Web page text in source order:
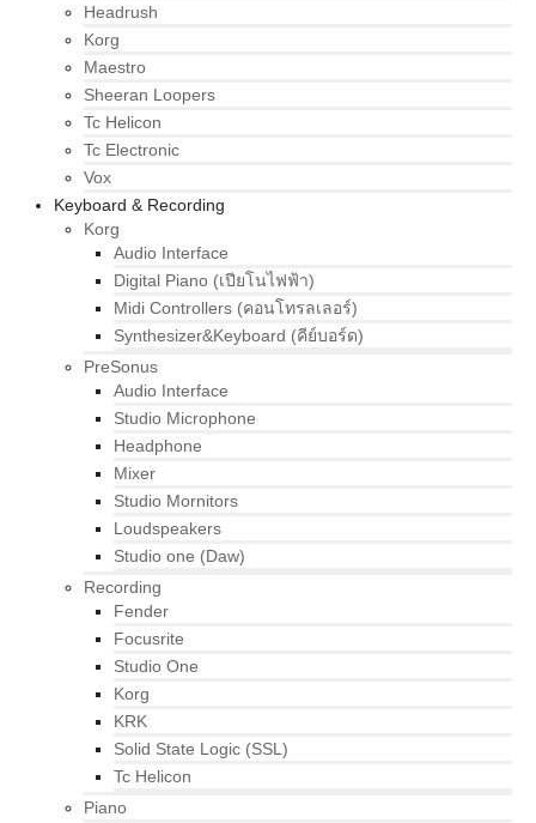
Headrush
Korg
Maestro
Sheeran Loopers
Tc Helicon
Tc Electronic
Vox
Keyboard & Recording
Korg
Audio Interface
Digital Piano (เปียโนไฟฟ้า)
Midi Controllers (คอนโทรลเลอร์)
Synthesizer&Keyboard (คีย์บอร์ด)
PreSonus
Audio Interface
Studio Microphone
Headphone
Mixer
Studio Mornitors
Loudspeakers
Studio one (Daw)
Recording
Fender
Focusrite
Studio One
Korg
KRK
Solid State Logic (SSL)
Tc Helicon
Piano